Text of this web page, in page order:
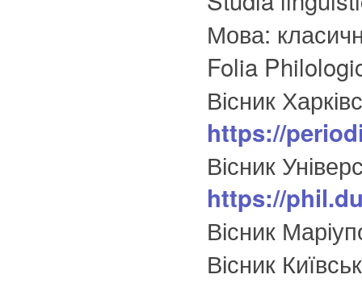
Мова:
Folia
Вісник
https://
Вісник
https://
Вісник
Вісник